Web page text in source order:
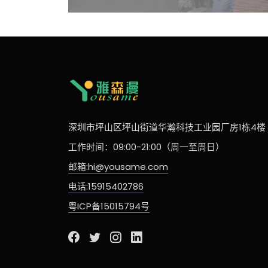
深圳市坪山区坪山街道华瀚科技工业园厂房1栋4楼
工作时间：09:00-21:00（周一至周日）
邮箱:hi@yousame.com
电话:15915402786
粤ICP备15015794号